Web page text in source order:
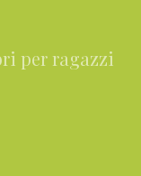
per ragazzi